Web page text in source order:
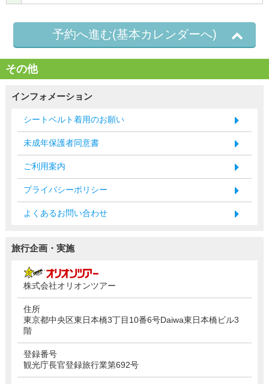
予約へ進む(基本カレンダーへ)
その他
インフォメーション
シートベルト着用のお願い
未成年保護者同意書
ご利用案内
プライバシーポリシー
よくあるお問い合わせ
旅行企画・実施
株式会社オリオンツアー
住所
東京都中央区東日本橋3丁目10番6号Daiwa東日本橋ビル3
階
登録番号
観光庁長官登録旅行業第692号